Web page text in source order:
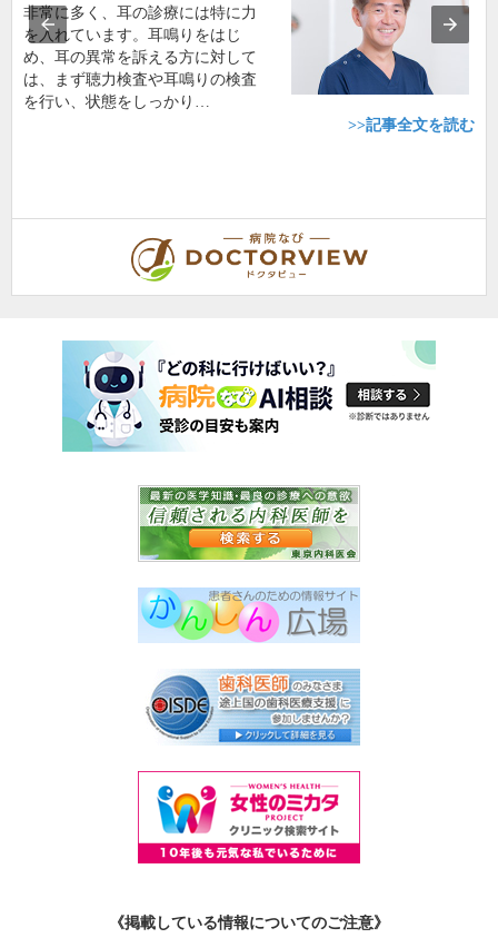
非常に多く、耳の診療には特に力
を入れています。耳鳴りをはじ
め、耳の異常を訴える方に対して
は、まず聴力検査や耳鳴りの検査
を行い、状態をしっかり…
>>記事全文を読む
《掲載している情報についてのご注意》